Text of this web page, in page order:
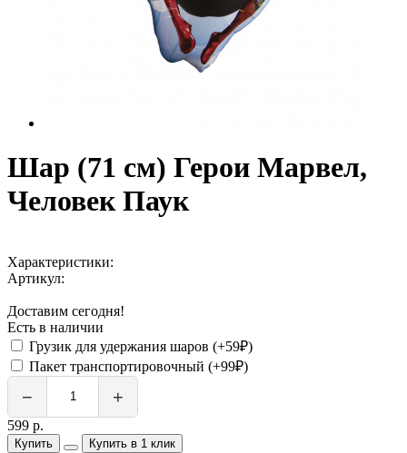
Шар (71 см) Герои Марвел,
Человек Паук
Характеристики:
Артикул:
Доставим сегодня!
Есть в наличии
Грузик для удержания шаров (+59₽)
Пакет транспортировочный (+99₽)
− +
599 р.
Купить Купить в 1 клик